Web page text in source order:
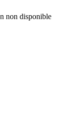
non disponible